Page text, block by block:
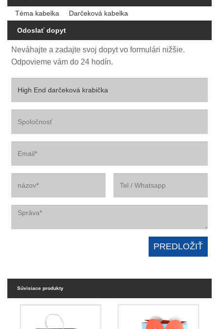
Téma kabelka Darčeková kabelka
Odoslať dopyt
Neváhajte a zadajte svoj dopyt vo formulári nižšie.
Odpovieme vám do 24 hodín.
Súvisiace produkty